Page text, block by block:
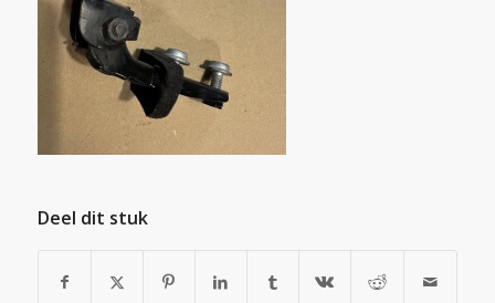
Deel dit stuk